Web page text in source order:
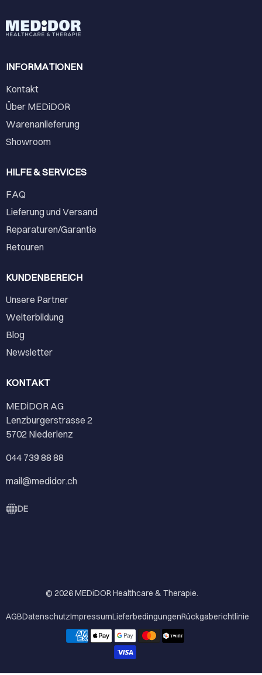
INFORMATIONEN
Kontakt
Über MEDiDOR
Warenanlieferung
Showroom
HILFE & SERVICES
FAQ
Lieferung und Versand
Reparaturen/Garantie
Retouren
KUNDENBEREICH
Unsere Partner
Weiterbildung
Blog
Newsletter
KONTAKT
MEDiDOR AG
Lenzburgerstrasse 2
5702 Niederlenz
044 739 88 88
mail@medidor.ch
DE
© 2026MEDiDOR Healthcare & Therapie
AGBDatenschutzImpressumLieferbedingungenRückgaberichtlinie